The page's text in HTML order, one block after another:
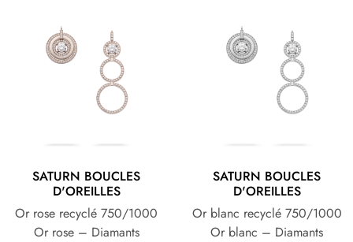
SATURN BOUCLES
D'OREILLES
Or rose recyclé 750/1000
Or rose – Diamants
SATURN BOUCLES
D'OREILLES
Or blanc recyclé 750/1000
Or blanc – Diamants